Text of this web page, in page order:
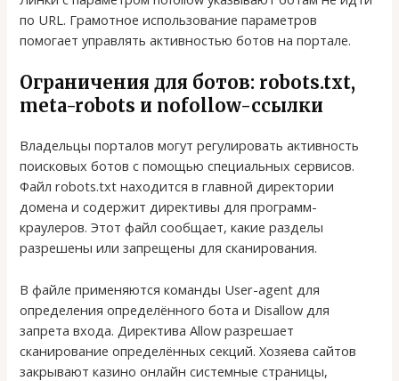
по URL. Грамотное использование параметров
помогает управлять активностью ботов на портале.
Ограничения для ботов: robots.txt,
meta-robots и nofollow-ссылки
Владельцы порталов могут регулировать активность
поисковых ботов с помощью специальных сервисов.
Файл robots.txt находится в главной директории
домена и содержит директивы для программ-
краулеров. Этот файл сообщает, какие разделы
разрешены или запрещены для сканирования.
В файле применяются команды User-agent для
определения определённого бота и Disallow для
запрета входа. Директива Allow разрешает
сканирование определённых секций. Хозяева сайтов
закрывают казино онлайн системные страницы,